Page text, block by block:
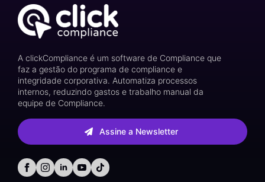
A clickCompliance é um software de Compliance que
faz a gestão do programa de compliance e
integridade corporativa. Automatiza processos
internos, reduzindo gastos e trabalho manual da
equipe de Compliance.
Assine a Newsletter